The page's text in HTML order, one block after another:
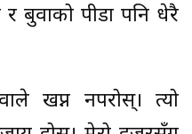
बुवाको पीडा पनि धेरै
खप्न नपरोस्। त्यो